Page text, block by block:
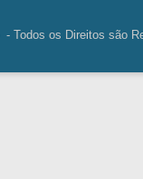
- Todos os Direitos são